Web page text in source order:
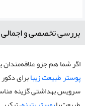
بررسی تخصصی و اجمالی
اگر شما هم جزو
پوستر طبیعت زیبابرای
سرویس بهداشتی گزینه